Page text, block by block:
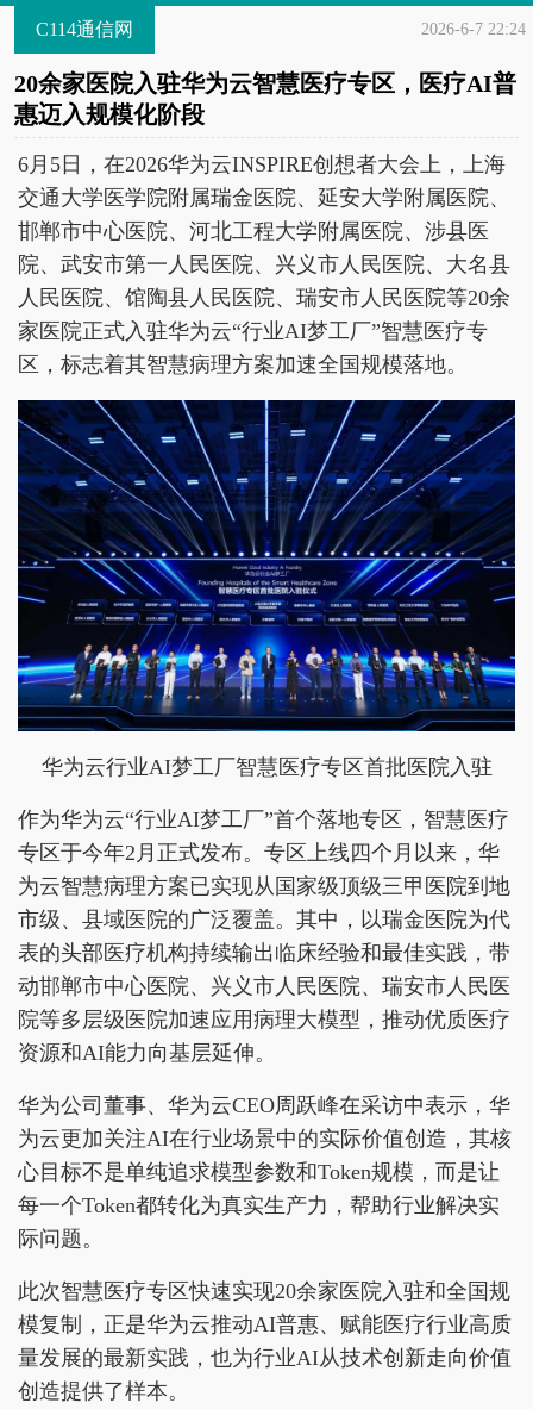
C114通信网 2026-6-7 22:24
20余家医院入驻华为云智慧医疗专区，医疗AI普
惠迈入规模化阶段
6月5日，在2026华为云INSPIRE创想者大会上，上海
交通大学医学院附属瑞金医院、延安大学附属医院、
邯郸市中心医院、河北工程大学附属医院、涉县医
院、武安市第一人民医院、兴义市人民医院、大名县
人民医院、馆陶县人民医院、瑞安市人民医院等20余
家医院正式入驻华为云“行业AI梦工厂”智慧医疗专
区，标志着其智慧病理方案加速全国规模落地。
华为云行业AI梦工厂智慧医疗专区首批医院入驻
作为华为云“行业AI梦工厂”首个落地专区，智慧医疗
专区于今年2月正式发布。专区上线四个月以来，华
为云智慧病理方案已实现从国家级顶级三甲医院到地
市级、县域医院的广泛覆盖。其中，以瑞金医院为代
表的头部医疗机构持续输出临床经验和最佳实践，带
动邯郸市中心医院、兴义市人民医院、瑞安市人民医
院等多层级医院加速应用病理大模型，推动优质医疗
资源和AI能力向基层延伸。
华为公司董事、华为云CEO周跃峰在采访中表示，华
为云更加关注AI在行业场景中的实际价值创造，其核
心目标不是单纯追求模型参数和Token规模，而是让
每一个Token都转化为真实生产力，帮助行业解决实
际问题。
此次智慧医疗专区快速实现20余家医院入驻和全国规
模复制，正是华为云推动AI普惠、赋能医疗行业高质
量发展的最新实践，也为行业AI从技术创新走向价值
创造提供了样本。